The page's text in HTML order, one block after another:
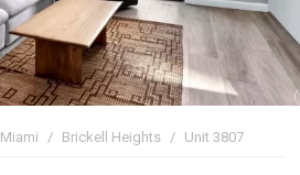
Miami Brickell Heights Unit 3807